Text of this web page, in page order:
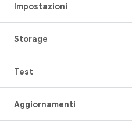
Impostazioni
Storage
Test
Aggiornamenti
Repository per Android
Requisiti
Download
Visualizza l'anteprima dei
File binari del driver